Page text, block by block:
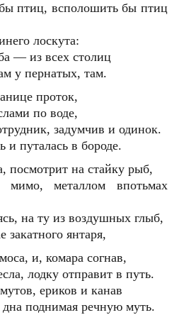
бы птиц, всполошить бы птиц
лоскута:
— из всех столиц
у пернатых, там.
проток,
по воде,
задумчив и одинок.
и путалась в бороде.
посмотрит на стайку рыб,
мимо, металлом впотьмах
на ту из воздушных глыб,
закатного янтаря,
и, комара согнав,
лодку отправит в путь.
ериков и канав
поднимая речную муть.